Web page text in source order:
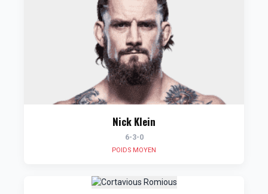
Nick Klein
6-3-0
POIDS MOYEN